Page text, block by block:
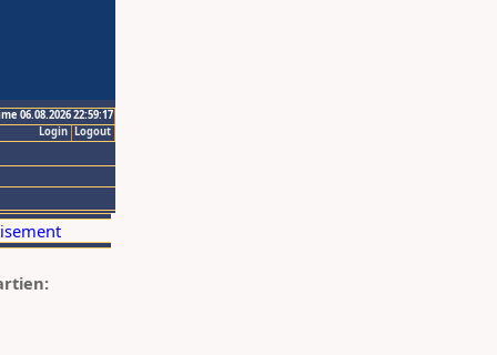
06.08.2026 22:59:17
Logout
Login